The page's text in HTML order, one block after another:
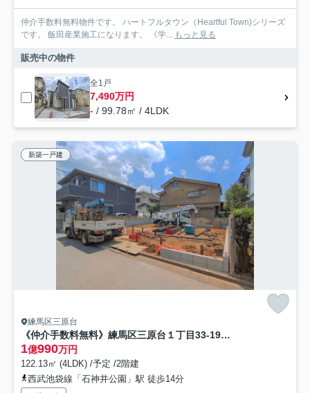
仲介手数料無料物件です。 ハートフルタウン（Heartful Town)シリーズ
です。 飯田産業施工になります。 《学... もっと見る
販売中の物件
全1戸
7,490万円
- / 99.78㎡ / 4LDK
新築一戸建
練馬区三原台
《仲介手数料無料》練馬区三原台１丁目33-19新築一戸建てケイアイグレイス
1億990万円
122.13㎡ (4LDK) /予定 /2階建
西武池袋線「石神井公園」駅 徒歩14分